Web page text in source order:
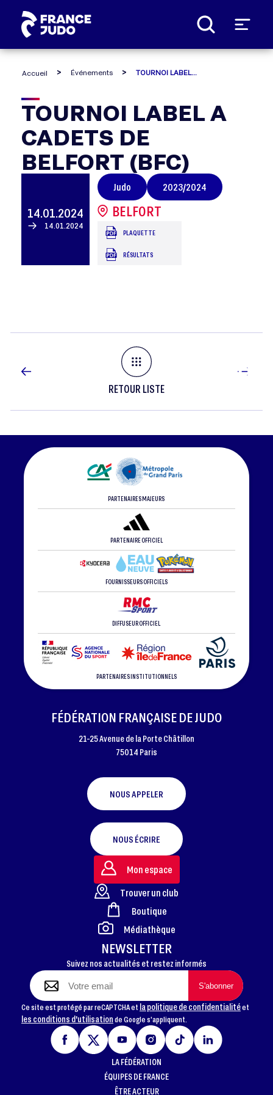
Accueil Événements
TOURNOI
LABEL
A
CADETS
DE
BELFORT
TOURNOI LABEL A
CADETS DE
BELFORT (BFC)
14.01.2024
14.01.2024
Judo 2023/2024
BELFORT
PLAQUETTE
RÉSULTATS
RETOUR LISTE
PARTENAIRES MAJEURS
PARTENAIRE OFFICIEL
FOURNISSEURS OFFICIELS
DIFFUSEUR OFFICIEL
PARTENAIRES INSTITUTIONNELS
FOOTER
FÉDÉRATION FRANÇAISE DE JUDO
21-25 Avenue de la Porte Châtillon
75014 Paris
NOUS APPELER
NOUS ÉCRIRE
NEWSLETTER
Suivez nos actualités et restez informés
Ce site est protégé par reCAPTCHA et la politique de confidentialitéet
les conditions d'utilisationde Google s'appliquent.
Mon espace
Trouver un club
Boutique
Médiathèque
LA FÉDÉRATION
ÉQUIPES DE FRANCE
ÊTRE ACTEUR